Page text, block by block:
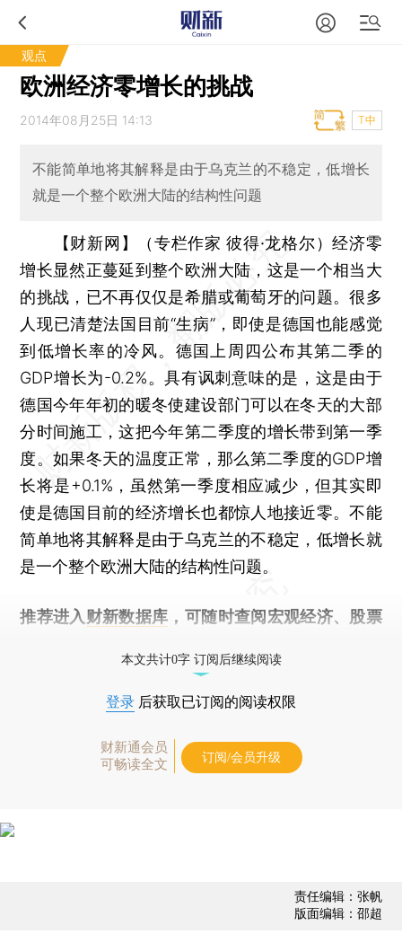
观点
欧洲经济零增长的挑战
2014年08月25日 14:13 T中
不能简单地将其解释是由于乌克兰的不稳定，低增长
就是一个整个欧洲大陆的结构性问题
【财新网】（专栏作家 彼得·龙格尔）经济零
增长显然正蔓延到整个欧洲大陆，这是一个相当大
的挑战，已不再仅仅是希腊或葡萄牙的问题。很多
人现已清楚法国目前“生病”，即使是德国也能感觉
到低增长率的冷风。德国上周四公布其第二季的
GDP增长为-0.2%。具有讽刺意味的是，这是由于
德国今年年初的暖冬使建设部门可以在冬天的大部
分时间施工，这把今年第二季度的增长带到第一季
度。如果冬天的温度正常，那么第二季度的GDP增
长将是+0.1%，虽然第一季度相应减少，但其实即
使是德国目前的经济增长也都惊人地接近零。不能
简单地将其解释是由于乌克兰的不稳定，低增长就
是一个整个欧洲大陆的结构性问题。
推荐进入 财新数据库 ，可随时查阅宏观经济、股票
本文共计0字 订阅后继续阅读
登录 后获取已订阅的阅读权限
财新通会员
可畅读全文
订阅/会员升级
责任编辑：张帆
版面编辑：邵超